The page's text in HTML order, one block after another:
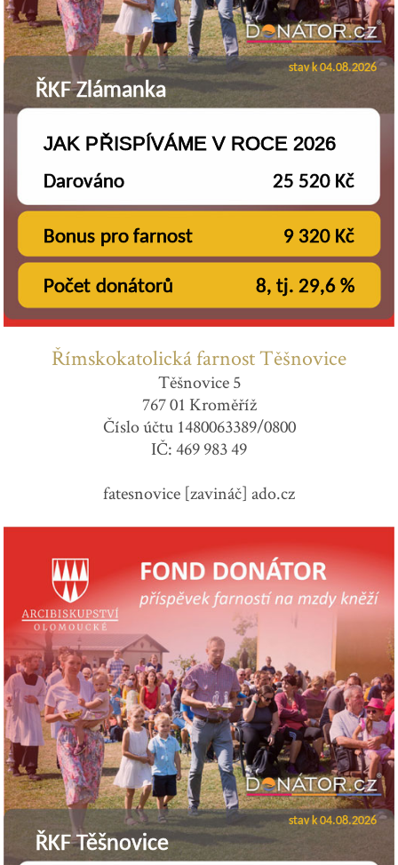
Římskokatolická farnost Těšnovice
Těšnovice 5
767 01 Kroměříž
Číslo účtu 1480063389/0800
IČ: 469 983 49
fatesnovice [zavináč] ado.cz